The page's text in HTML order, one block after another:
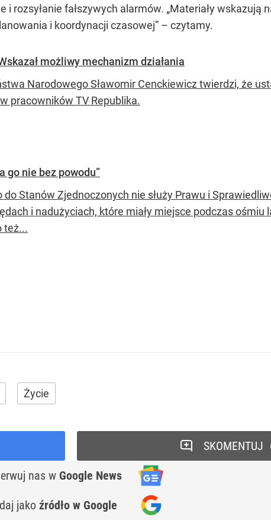
fałszywych alarmów. „Materiały wskazują
i koordynacji czasowej” – czytamy.
możliwy mechanizm działania
Narodowego Sławomir Cenckiewicz twierdzi, że
pracowników TV Republika.
go nie bez powodu”
Stanów Zjednoczonych nie służy Prawu i
i nadużyciach, które miały miejsce podczas ośmiu
też...
Życie
nas w Google News
jako źródło w Google
SKOMENTUJ